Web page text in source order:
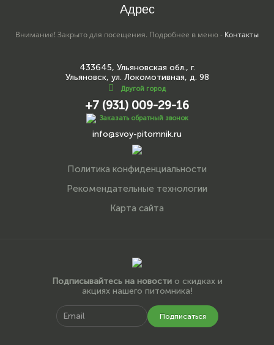
Адрес
Внимание! Закрыто для посещения. Подробнее в меню - Контакты
433645, Ульяновская обл., г.
Ульяновск, ул. Локомотивная, д. 98
Другой город
+7 (931) 009-29-16
Заказать обратный звонок
info@svoy-pitomnik.ru
Политика конфиденциальности
Рекомендательные технологии
Карта сайта
Подписывайтесь на новостио скидках и
акциях нашего питомника!
Подписаться